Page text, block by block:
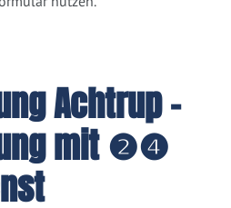
Achtrup -
mit ❷❹